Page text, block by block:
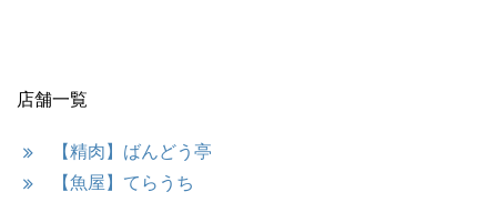
店舗一覧
【精肉】ばんどう亭
【魚屋】てらうち